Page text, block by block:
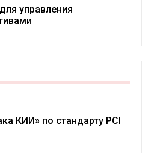
управления
КИИ» по стандарту PCI